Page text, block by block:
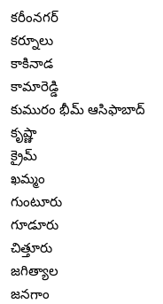
కరీంనగర్
కర్నూలు
కాకినాడ
కామారెడ్డి
కుమురం భీమ్ ఆసిఫాబాద్
కృష్ణా
క్రైమ్
ఖమ్మం
గుంటూరు
గూడూరు
చిత్తూరు
జగిత్యాల
జనగాం